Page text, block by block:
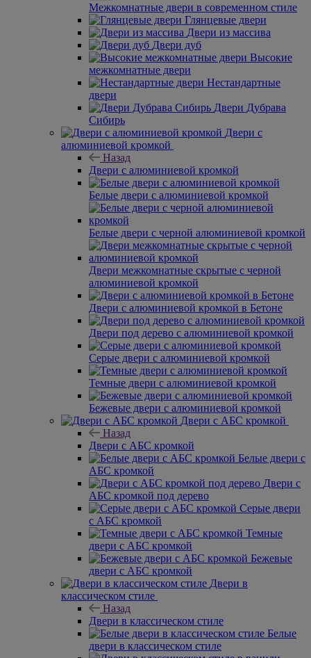
Межкомнатные двери в современном стиле
Глянцевые двери
Двери из массива
Двери дуб
Высокие
межкомнатные двери
Нестандартные
двери
Двери Дубрава
Сибирь
Двери с
алюминиевой кромкой
Назад
Двери с алюминиевой кромкой
Белые двери с алюминиевой кромкой
Белые двери с черной алюминиевой кромкой
Двери межкомнатные скрытые с черной
алюминиевой кромкой
Двери с алюминиевой кромкой в Бетоне
Двери под дерево с алюминиевой кромкой
Серые двери с алюминиевой кромкой
Темные двери с алюминиевой кромкой
Бежевые двери с алюминиевой кромкой
Двери с АБС кромкой
Назад
Двери с АБС кромкой
Белые двери с
АБС кромкой
Двери с
АБС кромкой под дерево
Серые двери
с АБС кромкой
Темные
двери с АБС кромкой
Бежевые
двери с АБС кромкой
Двери в
классическом стиле
Назад
Двери в классическом стиле
Белые
двери в классическом стиле